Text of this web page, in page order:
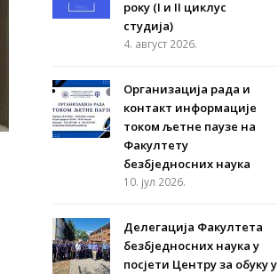
року (I и II циклус
студија)
4. август 2026.
Организација рада и
контакт информације
током љетне паузе на
Факултету
безбједносних наука
10. јул 2026.
Делегација Факултета
безбједносних наука у
посјети Центру за обуку у